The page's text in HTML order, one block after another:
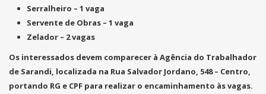
Serralheiro – 1 vaga
Servente de Obras – 1 vaga
Zelador – 2 vagas
Os interessados devem comparecer à Agência do Trabalhador
de Sarandi, localizada na Rua Salvador Jordano, 548 – Centro,
portando RG e CPF para realizar o encaminhamento às vagas.